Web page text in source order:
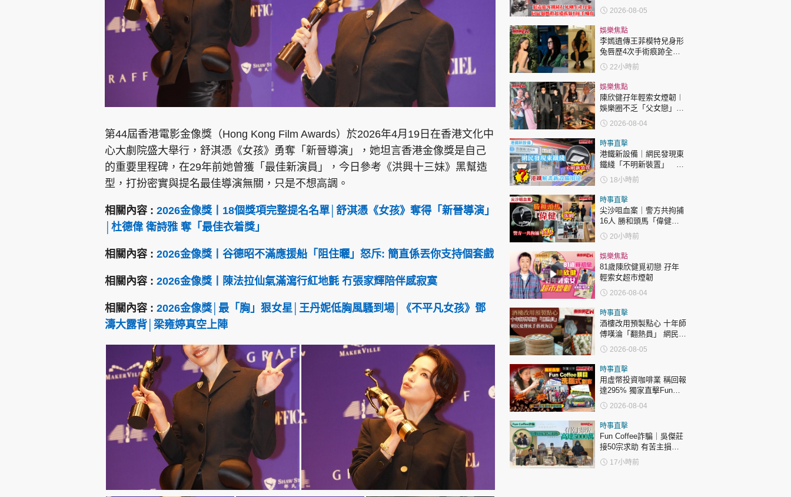
第44屆香港電影金像獎（Hong Kong Film Awards）於2026年4月19日在香港文化中
心大劇院盛大舉行，舒淇憑《女孩》勇奪「新晉導演」，她坦言香港金像獎是自己
的重要里程碑，在29年前她曾獲「最佳新演員」，今日參考《洪興十三妹》黑幫造
型，打扮密實與提名最佳導演無關，只是不想高調。
相關內容 : 2026金像獎丨18個獎項完整提名名單│舒淇憑《女孩》奪得「新晉導演」
│杜德偉 衛詩雅 奪「最佳衣着獎」
相關內容 : 2026金像獎丨谷德昭不滿應援船「阻住曬」怒斥: 簡直係丟你支持個套戲
相關內容 : 2026金像獎丨陳法拉仙氣滿瀉行紅地氈 冇張家輝陪伴感寂寞
相關內容 : 2026金像獎│最「胸」狠女星│王丹妮低胸風騷到場│《不平凡女孩》鄧
濤大露背│梁雍婷真空上陣
B接手哺育
2026-08-05
娛樂焦點
李嫣遺傳王菲模特兒身形
兔唇歷4次手術痕跡全消
變身美少女顏值升級
22小時前
娛樂焦點
陳欣健孖年輕索女煙韌︱
娛樂圈不乏「父女戀」
「爺孫戀」 年齡差距最大
達51歲 最受矚目有李龍
基謝賢
2026-08-04
時事直擊
港鐵新設備｜網民發現東
鐵綫「不明新裝置」 港
鐵解畫新設備用途
18小時前
時事直擊
尖沙咀血案｜警方共拘捕
16人 勝和頭馬「偉健」
落網
20小時前
娛樂焦點
81歲陳欣健覓初戀 孖年
輕索女超市煙韌
2026-08-04
時事直擊
酒樓改用預製點心 十年師
傅嘆淪「翻熱員」 網民憂
傳統手藝被淘汰
2026-08-05
時事直擊
用虛幣投資咖啡業 稱回報
達295% 獨家直擊Fun
Coffee頭目洗腦式劏客
2026-08-04
時事直擊
Fun Coffee詐騙｜吳傑莊
接50宗求助 有苦主損失
5000萬
17小時前